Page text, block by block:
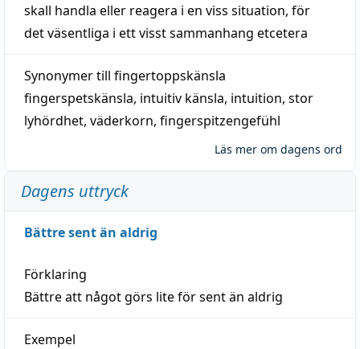
skall handla eller reagera i en viss situation, för
det väsentliga i ett visstsammanhang etcetera
Synonymer till fingertoppskänsla
fingerspetskänsla, intuitiv känsla, intuition, stor
lyhördhet, väderkorn, fingerspitzengefühl
Läs mer om dagens ord
Dagens uttryck
Bättre sent än aldrig
Förklaring
Bättre att något görs lite för sent än aldrig
Exempel